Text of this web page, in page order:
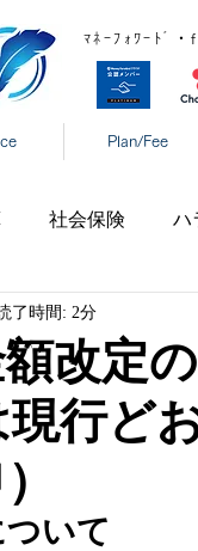
ﾏﾈｰﾌｫﾜｰﾄﾞ
Plan/Fee
社会保険 ハ
高齢者雇用
DX 事業復
労働省
改定
行ど
了時間: 2分
ついて